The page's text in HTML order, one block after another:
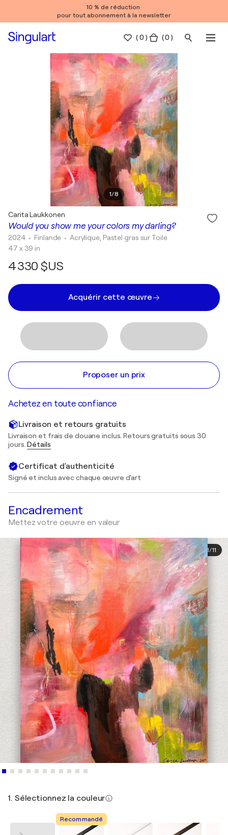
10 % de réduction
pour tout abonnement à la newsletter
(0 ) ( 0 )
1/8
Would you show me your colors my darling?
Carita Laukkonen
2024 • Finlande • Acrylique, Pastel gras sur Toile
47 x 39 in
4 330 $US
Acquérir cette œuvre
Proposer un prix
Achetez en toute confiance
Livraison et retours gratuits
Livraison et frais de douane inclus. Retours gratuits sous 30
jours.Détails
Certificat d'authenticité
Signé et inclus avec chaque œuvre d'art
Encadrement
Mettez votre oeuvre en valeur
1/11
1. Sélectionnez la couleur
Recommandé